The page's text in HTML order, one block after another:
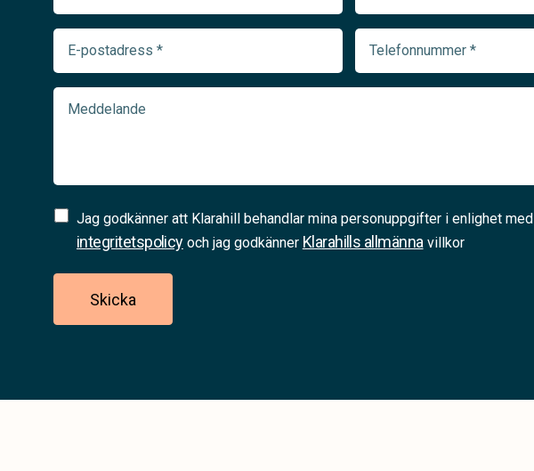
E-
postadress
Telefonnummer
Meddelande
Samtycke
(Required)
Jag godkänner att Klarahill behandlar mina personuppgifter i enlighet med
integritetspolicyoch jag godkänner Klarahills allmännavillkor
Skicka